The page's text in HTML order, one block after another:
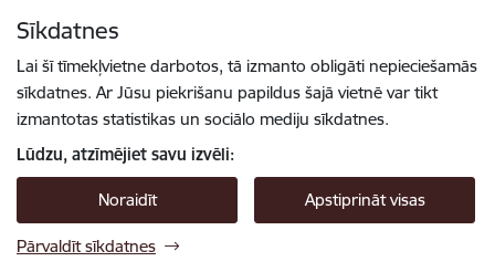
Sīkdatnes
Lai šī tīmekļvietne darbotos, tā izmanto obligāti nepieciešamās
sīkdatnes. Ar Jūsu piekrišanu papildus šajā vietnē var tikt
izmantotas statistikas un sociālo mediju sīkdatnes.
Lūdzu, atzīmējiet savu izvēli:
Noraidīt Apstiprināt visas
Pārvaldīt sīkdatnes